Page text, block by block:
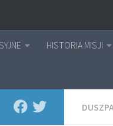
HISTORIA MISJI